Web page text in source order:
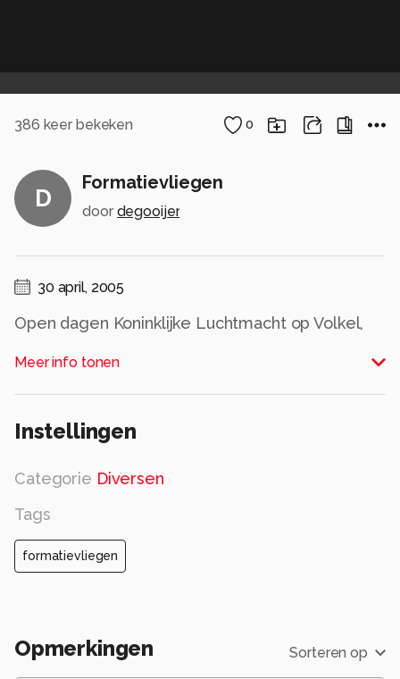
386 keer bekeken 0
D
Formatievliegen
door degooijer
30 april, 2005
Open dagen Koninklijke Luchtmacht op Volkel,
Meer info tonen
Instellingen
Categorie Diversen
Tags
formatievliegen
Opmerkingen Sorteren op